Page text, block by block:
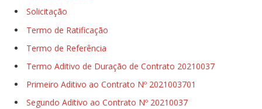
Solicitação
Termo de Ratificação
Termo de Referência
Termo Aditivo de Duração de Contrato 20210037
Primeiro Aditivo ao Contrato Nº 2021003701
Segundo Aditivo ao Contrato Nº 20210037